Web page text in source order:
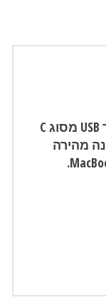
מטען קיר מקורי מבית Apple בחיבור USB מסוג C
מהירה